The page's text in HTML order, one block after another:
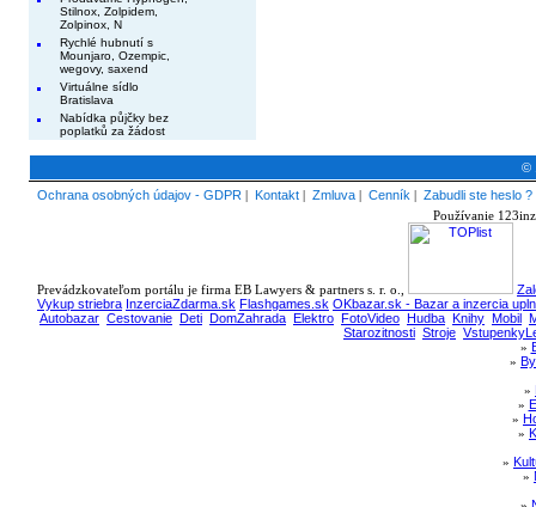
Stilnox, Zolpidem,
Zolpinox, N
Rychlé hubnutí s
Mounjaro, Ozempic,
wegovy, saxend
Virtuálne sídlo
Bratislava
Nabídka půjčky bez
poplatků za žádost
©
Ochrana osobných údajov - GDPR | Kontakt | Zmluva | Cenník | Zabudli ste heslo ?
Používanie
Prevádzkovateľom portálu je firma EB Lawyers & partners s. r. o.,
Vykup striebra InzerciaZdarma.sk Flashgames.sk OKbazar.sk - Bazar a inzercia
Autobazar Cestovanie Deti DomZahrada Elektro FotoVideo Hudba Knihy Mobil
Starozitnosti Stroje
»
»
»
»
»
»
»
»